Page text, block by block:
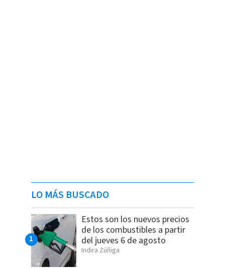
LO MÁS BUSCADO
Estos son los nuevos precios
de los combustibles a partir
del jueves 6 de agosto
Indira Zúñiga